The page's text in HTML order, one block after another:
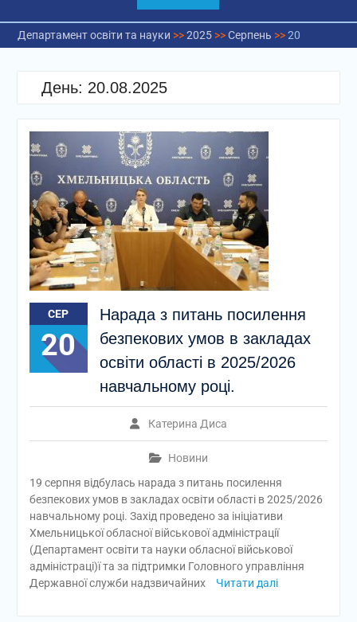
Департамент освіти та науки >>2025>>Серпень >>20
День: 20.08.2025
СЕР
20
Нарада з питань посилення
безпекових умов в закладах
освіти області в 2025/2026
навчальному році.
Катерина Диса
Новини
19 серпня відбулась нарада з питань посилення
безпекових умов в закладах освіти області в 2025/2026
навчальному році. Захід проведено за ініціативи
Хмельницької обласної військової адміністрації
(Департамент освіти та науки обласної військової
адміністраці)ї та за підтримки Головного управління
Державної служби надзвичайних
Читати далі